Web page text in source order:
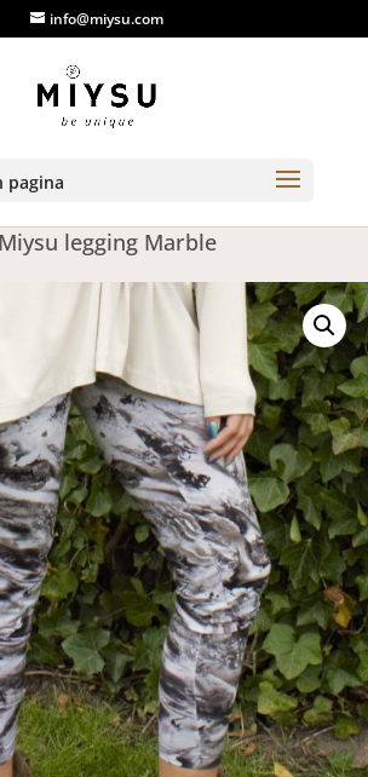
info@miysu.com
pagina
legging Marble